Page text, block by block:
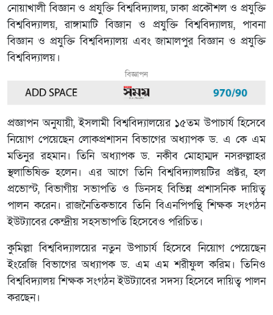
নোয়াখালী বিজ্ঞান ও প্রযুক্তি বিশ্ববিদ্যালয়, ঢাকা প্রকৌশল ও প্রযুক্তি
বিশ্ববিদ্যালয়, রাঙ্গামাটি বিজ্ঞান ও প্রযুক্তি বিশ্ববিদ্যালয়, পাবনা
বিজ্ঞান ও প্রযুক্তি বিশ্ববিদ্যালয় এবং জামালপুর বিজ্ঞান ও প্রযুক্তি
বিশ্ববিদ্যালয়।
বিজ্ঞাপন
প্রজ্ঞাপন অনুযায়ী, ইসলামী বিশ্ববিদ্যালয়ের ১৫তম উপাচার্য হিসেবে
নিয়োগ পেয়েছেন লোকপ্রশাসন বিভাগের অধ্যাপক ড. এ কে এম
মতিনুর রহমান। তিনি অধ্যাপক ড. নকীব মোহাম্মদ নসরুল্লাহর
স্থলাভিষিক্ত হলেন। এর আগে তিনি বিশ্ববিদ্যালয়টির প্রক্টর, হল
প্রভোস্ট, বিভাগীয় সভাপতি ও ডিনসহ বিভিন্ন প্রশাসনিক দায়িত্ব
পালন করেন। রাজনৈতিকভাবে তিনি বিএনপিপন্থি শিক্ষক সংগঠন
ইউট্যাবের কেন্দ্রীয় সহসভাপতি হিসেবেও পরিচিত।
কুমিল্লা বিশ্ববিদ্যালয়ের নতুন উপাচার্য হিসেবে নিয়োগ পেয়েছেন
ইংরেজি বিভাগের অধ্যাপক ড. এম এম শরীফুল করিম। তিনিও
বিশ্ববিদ্যালয় শিক্ষক সংগঠন ইউট্যাবের সদস্য হিসেবে দায়িত্ব পালন
করছেন।